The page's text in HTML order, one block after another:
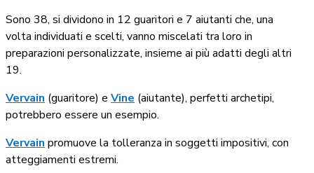
Sono 38, si dividono in 12 guaritori e 7 aiutanti che, una
volta individuati e scelti, vanno miscelati tra loro in
preparazioni personalizzate, insieme ai più adatti degli altri
19.
Vervain (guaritore) e Vine (aiutante), perfetti archetipi,
potrebbero essere un esempio.
Vervain promuove la tolleranza in soggetti impositivi, con
atteggiamenti estremi.